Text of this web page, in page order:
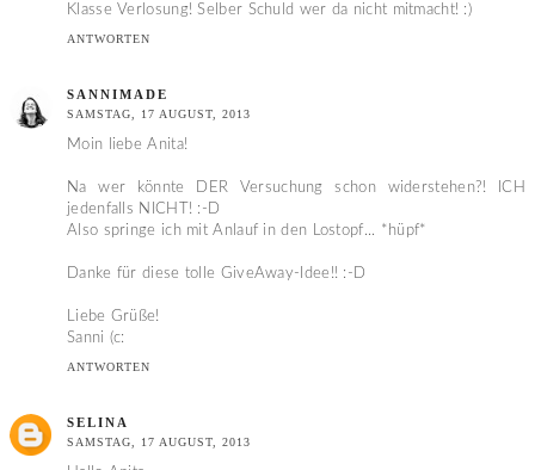
Klasse Verlosung! Selber Schuld wer da nicht mitmacht! :)
ANTWORTEN
SANNIMADE
SAMSTAG, 17 AUGUST, 2013
Moin liebe Anita!
Na wer könnte DER Versuchung schon widerstehen?! ICH
jedenfalls NICHT! :-D
Also springe ich mit Anlauf in den Lostopf... *hüpf*
Danke für diese tolle GiveAway-Idee!! :-D
Liebe Grüße!
Sanni (c:
ANTWORTEN
SELINA
SAMSTAG, 17 AUGUST, 2013